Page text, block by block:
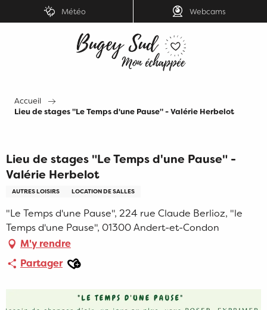
au
Météo Webcams
Accueil
Lieu de stages "Le Temps d'une Pause" - Valérie Herbelot
Lieu de stages "Le Temps d'une Pause" -
Valérie Herbelot
AUTRES LOISIRS LOCATION DE SALLES
"Le Temps d'une Pause", 224 rue Claude Berlioz, "le
Temps d'une Pause", 01300 Andert-et-Condon
M'y rendre
PartagerAjouter aux favoris